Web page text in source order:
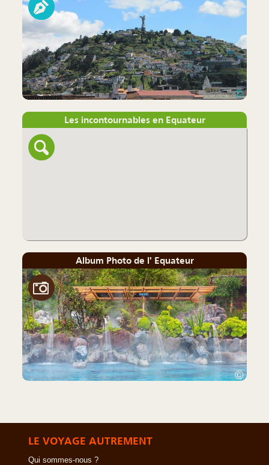
©
Les incontournables en Equateur
Album Photo de l' Equateur
©
LE VOYAGE AUTREMENT
Qui sommes-nous ?